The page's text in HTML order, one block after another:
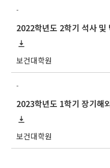
-
보건대학원
-
보건대학원